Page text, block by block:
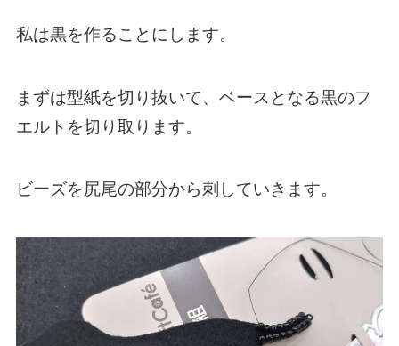
私は黒を作ることにします。
まずは型紙を切り抜いて、ベースとなる黒のフ
エルトを切り取ります。
ビーズを尻尾の部分から刺していきます。